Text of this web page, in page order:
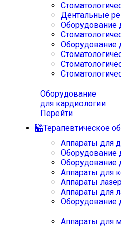
Дентальные
Оборудование
Оборудование
Оборудование
для кардиологии
Перейти
Терапевтическое
Аппараты для
Оборудование
Оборудование
Аппараты для
Аппараты
Аппараты для
Оборудование
Аппараты для